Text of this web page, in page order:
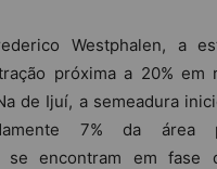
Westphalen, a
próxima a 20% em
de Ijuí, a semeadura
7% da área
se encontram em fase